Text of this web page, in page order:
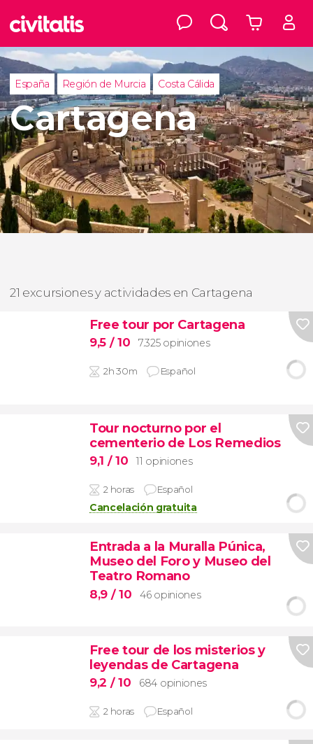
España Región de Murcia Costa Cálida
Cartagena
21 excursiones y actividades en Cartagena
Free tour por Cartagena
9,5 / 10 7.325 opiniones
2h 30m Español
Tour nocturno por el
cementerio de Los Remedios
9,1 / 10 11 opiniones
2 horas Español
Cancelación gratuita
Entrada a la Muralla Púnica,
Museo del Foro y Museo del
Teatro Romano
8,9 / 10 46 opiniones
Free tour de los misterios y
leyendas de Cartagena
9,2 / 10 684 opiniones
2 horas Español